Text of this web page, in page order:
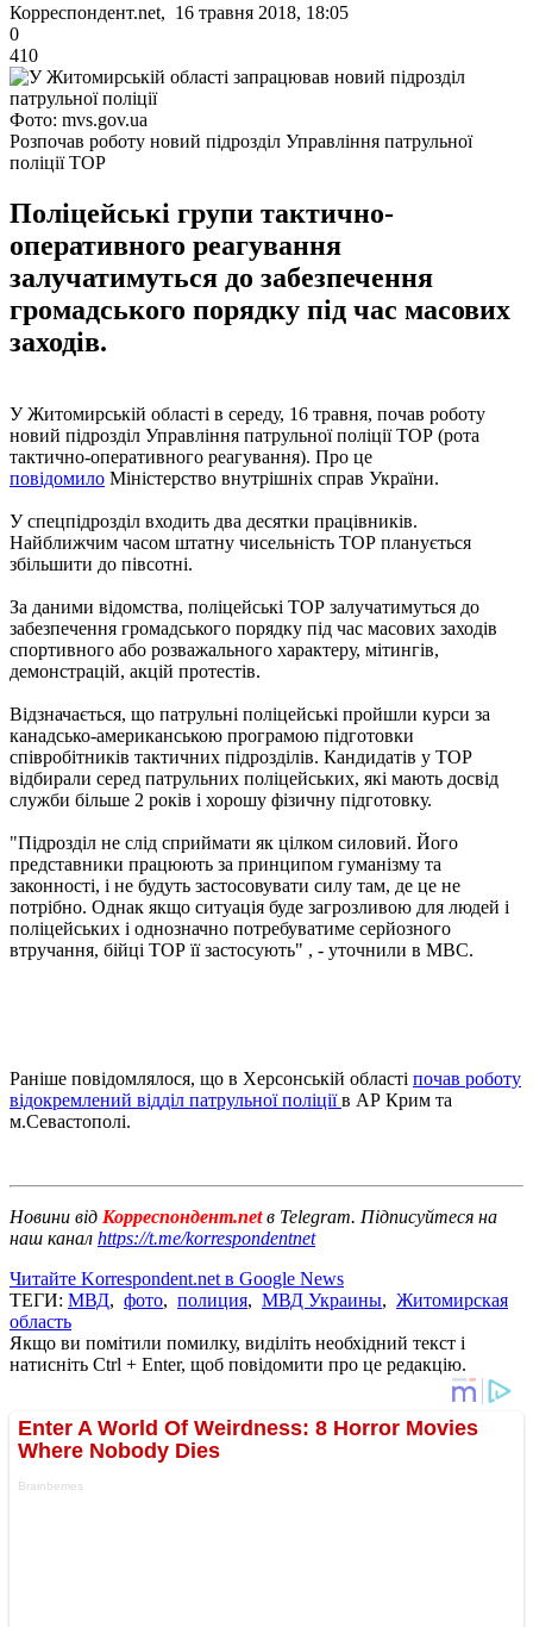
Корреспондент.net, 16 травня 2018, 18:05
0
410
Фото: mvs.gov.ua
Розпочав роботу новий підрозділ Управління патрульної
поліції ТОР
Поліцейські групи тактично-
оперативного реагування
залучатимуться до забезпечення
громадського порядку під час масових
заходів.
У Житомирській області в середу, 16 травня, почав роботу
новий підрозділ Управління патрульної поліції ТОР (рота
тактично-оперативного реагування). Про це
повідомило Міністерство внутрішніх справ України.
У спецпідрозділ входить два десятки працівників.
Найближчим часом штатну чисельність ТОР планується
збільшити до півсотні.
За даними відомства, поліцейські ТОР залучатимуться до
забезпечення громадського порядку під час масових заходів
спортивного або розважального характеру, мітингів,
демонстрацій, акцій протестів.
Відзначається, що патрульні поліцейські пройшли курси за
канадсько-американською програмою підготовки
співробітників тактичних підрозділів. Кандидатів у ТОР
відбирали серед патрульних поліцейських, які мають досвід
служби більше 2 років і хорошу фізичну підготовку.
"Підрозділ не слід сприймати як цілком силовий. Його
представники працюють за принципом гуманізму та
законності, і не будуть застосовувати силу там, де це не
потрібно. Однак якщо ситуація буде загрозливою для людей і
поліцейських і однозначно потребуватиме серйозного
втручання, бійці ТОР її застосують" , - уточнили в МВС.
Раніше повідомлялося, що в Херсонській області почав роботу
відокремлений відділ патрульної поліціїв АР Крим та
м.Севастополі.
Новини від Корреспондент.netв Telegram. Підписуйтеся на
наш канал https://t.me/korrespondentnet
Читайте Korrespondent.net в Google News
ТЕГИ: МВД, фото, полиция, МВД Украины, Житомирская
область
Якщо ви помітили помилку, виділіть необхідний текст і
натисніть Ctrl + Enter, щоб повідомити про це редакцію.